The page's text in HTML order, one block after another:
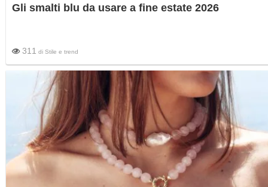
Gli smalti blu da usare a fine estate 2026
311 di Stile e trend